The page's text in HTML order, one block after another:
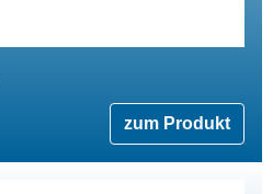
zum Produkt